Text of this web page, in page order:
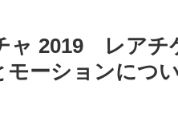
ャ 2019 レアチ
モーションにつ